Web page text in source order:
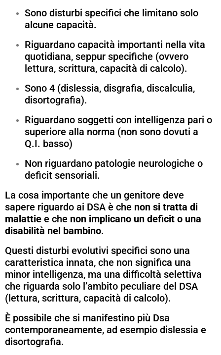
Sono disturbi specifici che limitano solo
alcune capacità.
Riguardano capacità importanti nella vita
quotidiana, seppur specifiche (ovvero
lettura, scrittura, capacità di calcolo).
Sono 4 (dislessia, disgrafia, discalculia,
disortografia).
Riguardano soggetti con intelligenza pari o
superiore alla norma (non sono dovuti a
Q.I. basso)
Non riguardano patologie neurologiche o
deficit sensoriali.
La cosa importante che un genitore deve
sapere riguardo ai DSA è che non si tratta di
malattie e che non implicano un deficit o una
disabilità nel bambino.
Questi disturbi evolutivi specifici sono una
caratteristica innata, che non significa una
minor intelligenza, ma una difficoltà selettiva
che riguarda solo l’ambito peculiare del DSA
(lettura, scrittura, capacità di calcolo).
È possibile che si manifestino più Dsa
contemporaneamente, ad esempio dislessia e
disortografia.